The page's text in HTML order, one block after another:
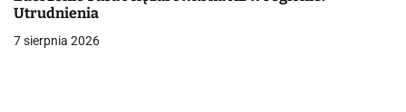
i
s
Utrudnienia
7 sierpnia 2026